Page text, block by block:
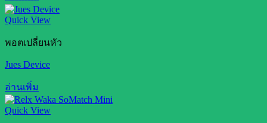
Quick View
พอตเปลี่ยนหัว
Jues Device
อ่านเพิ่ม
Quick View